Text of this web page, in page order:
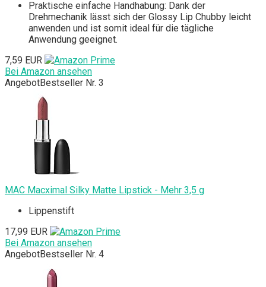
Praktische einfache Handhabung: Dank der
Drehmechanik lässt sich der Glossy Lip Chubby leicht
anwenden und ist somit ideal für die tägliche
Anwendung geeignet.
7,59 EUR
Bei Amazon ansehen
AngebotBestseller Nr. 3
MAC Macximal Silky Matte Lipstick - Mehr 3,5 g
Lippenstift
17,99 EUR
Bei Amazon ansehen
AngebotBestseller Nr. 4